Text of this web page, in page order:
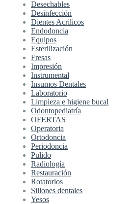
Desechables
Desinfección
Dientes Acrilicos
Endodoncia
Equipos
Esterilización
Fresas
Impresión
Instrumental
Insumos Dentales
Laboratorio
Limpieza e higiene bucal
Odontopediatría
OFERTAS
Operatoria
Ortodoncia
Periodoncia
Pulido
Radiología
Restauración
Rotatorios
Sillones dentales
Yesos